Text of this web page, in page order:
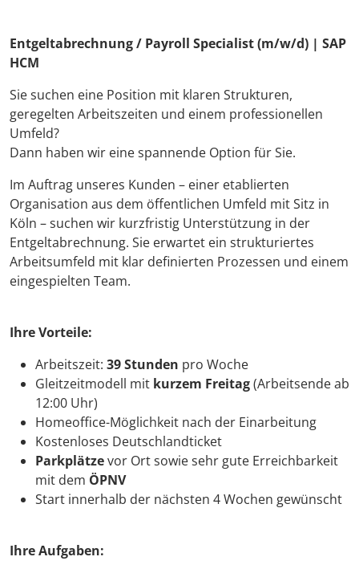
Entgeltabrechnung / Payroll Specialist (m/w/d) | SAP
HCM
Sie suchen eine Position mit klaren Strukturen,
geregelten Arbeitszeiten und einem professionellen
Umfeld?
Dann haben wir eine spannende Option für Sie.
Im Auftrag unseres Kunden – einer etablierten
Organisation aus dem öffentlichen Umfeld mit Sitz in
Köln – suchen wir kurzfristig Unterstützung in der
Entgeltabrechnung. Sie erwartet ein strukturiertes
Arbeitsumfeld mit klar definierten Prozessen und einem
eingespielten Team.
Ihre Vorteile:
Arbeitszeit: 39 Stunden pro Woche
Gleitzeitmodell mit kurzem Freitag(Arbeitsende ab
12:00 Uhr)
Homeoffice-Möglichkeit nach der Einarbeitung
Kostenloses Deutschlandticket
Parkplätzevor Ort sowie sehr gute Erreichbarkeit
mit dem ÖPNV
Start innerhalb der nächsten 4 Wochen gewünscht
Ihre Aufgaben: